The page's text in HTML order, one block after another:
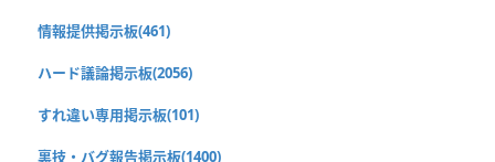
情報提供掲示板(461)
ハード議論掲示板(2056)
すれ違い専用掲示板(101)
裏技・バグ報告掲示板(1400)